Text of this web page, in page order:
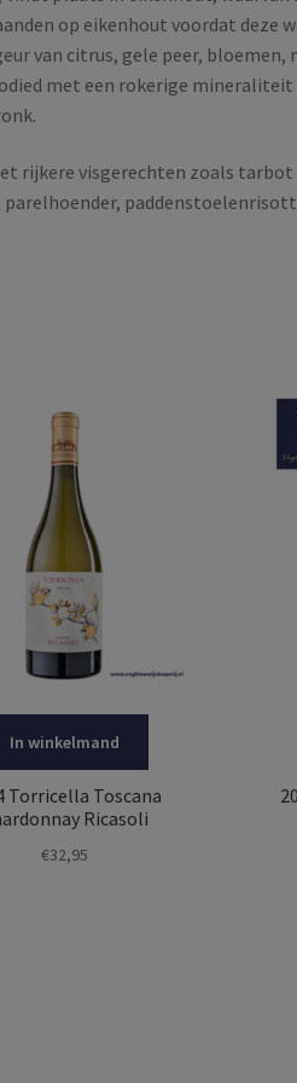
op eikenhout voordat deze
van citrus, gele peer, bloemen,
met een rokerige mineraliteit
rijkere visgerechten zoals
parelhoender,
In winkelmand
Torricella Toscana
Ricasoli
€32,95